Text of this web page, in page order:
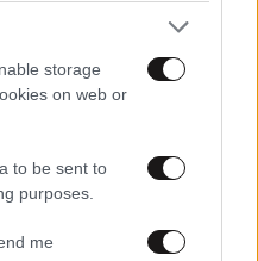
storage
on web or
to be sent to
purposes.
meή ψυχίατρο
ΣΧΟΛΙΑ